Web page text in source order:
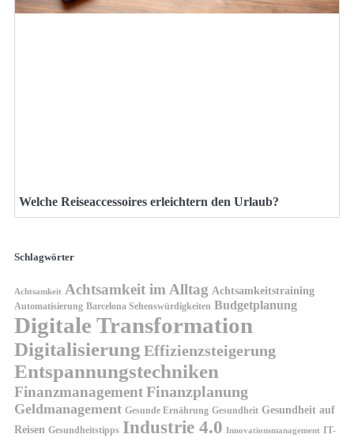
Welche Reiseaccessoires erleichtern den Urlaub?
Schlagwörter
Achtsamkeit Achtsamkeit im Alltag Achtsamkeitstraining
Automatisierung Barcelona Sehenswürdigkeiten Budgetplanung
Digitale Transformation
Digitalisierung Effizienzsteigerung
Entspannungstechniken
FinanzmanagementFinanzplanung
Geldmanagement Gesunde Ernährung Gesundheit Gesundheit auf
Reisen Gesundheitstipps Industrie 4.0 Innovationsmanagement IT-